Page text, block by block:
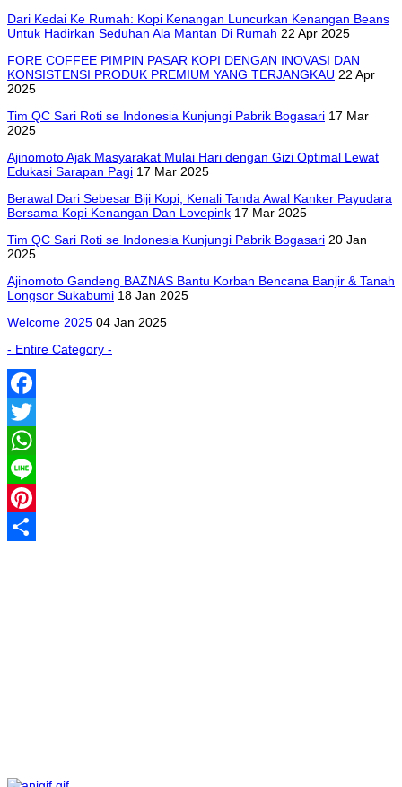
Dari Kedai Ke Rumah: Kopi Kenangan Luncurkan Kenangan Beans
Untuk Hadirkan Seduhan Ala Mantan Di Rumah 22 Apr 2025
FORE COFFEE PIMPIN PASAR KOPI DENGAN INOVASI DAN
KONSISTENSI PRODUK PREMIUM YANG TERJANGKAU 22 Apr
2025
Tim QC Sari Roti se Indonesia Kunjungi Pabrik Bogasari 17 Mar
2025
Ajinomoto Ajak Masyarakat Mulai Hari dengan Gizi Optimal Lewat
Edukasi Sarapan Pagi 17 Mar 2025
Berawal Dari Sebesar Biji Kopi, Kenali Tanda Awal Kanker Payudara
Bersama Kopi Kenangan Dan Lovepink 17 Mar 2025
Tim QC Sari Roti se Indonesia Kunjungi Pabrik Bogasari 20 Jan
2025
Ajinomoto Gandeng BAZNAS Bantu Korban Bencana Banjir & Tanah
Longsor Sukabumi 18 Jan 2025
Welcome 2025 04 Jan 2025
- Entire Category -
Facebook
Twitter
WhatsApp
Line
Pinterest